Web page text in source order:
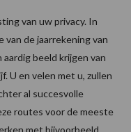
van uw privacy. In
de jaarrekening van
beeld krijgen van
U en velen met u, zullen
al succesvolle
routes voor de meeste
met bijvoorbeeld